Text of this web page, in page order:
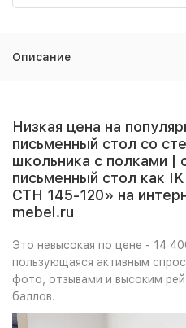
Описание
Низкая цена на
письменный стол со
школьника с полками |
письменный стол как
СТН 145-120» на
mebel.ru
Это невысокая по цене - 14
пользующаяся активным
фото, отзывами и высоким
баллов.